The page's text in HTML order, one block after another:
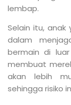
lembap.
Selain itu,
dalam
bermain di
membuat
akan lebih
sehingga risiko